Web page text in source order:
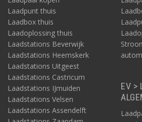
Laadpunt thuis
Laadbox thuis
Laadoplossing thuis
Laadstations Beverwijk
Laadstations Heemskerk
Laadstations Uitgeest
Laadstations Castricum
Laadstations IJmuiden
Laadstations Velsen
Laadstations Assendelft
EV >